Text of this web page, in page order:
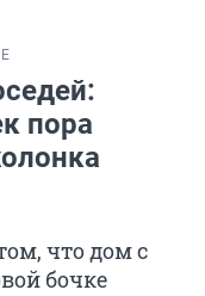
пора
что дом с
бочке